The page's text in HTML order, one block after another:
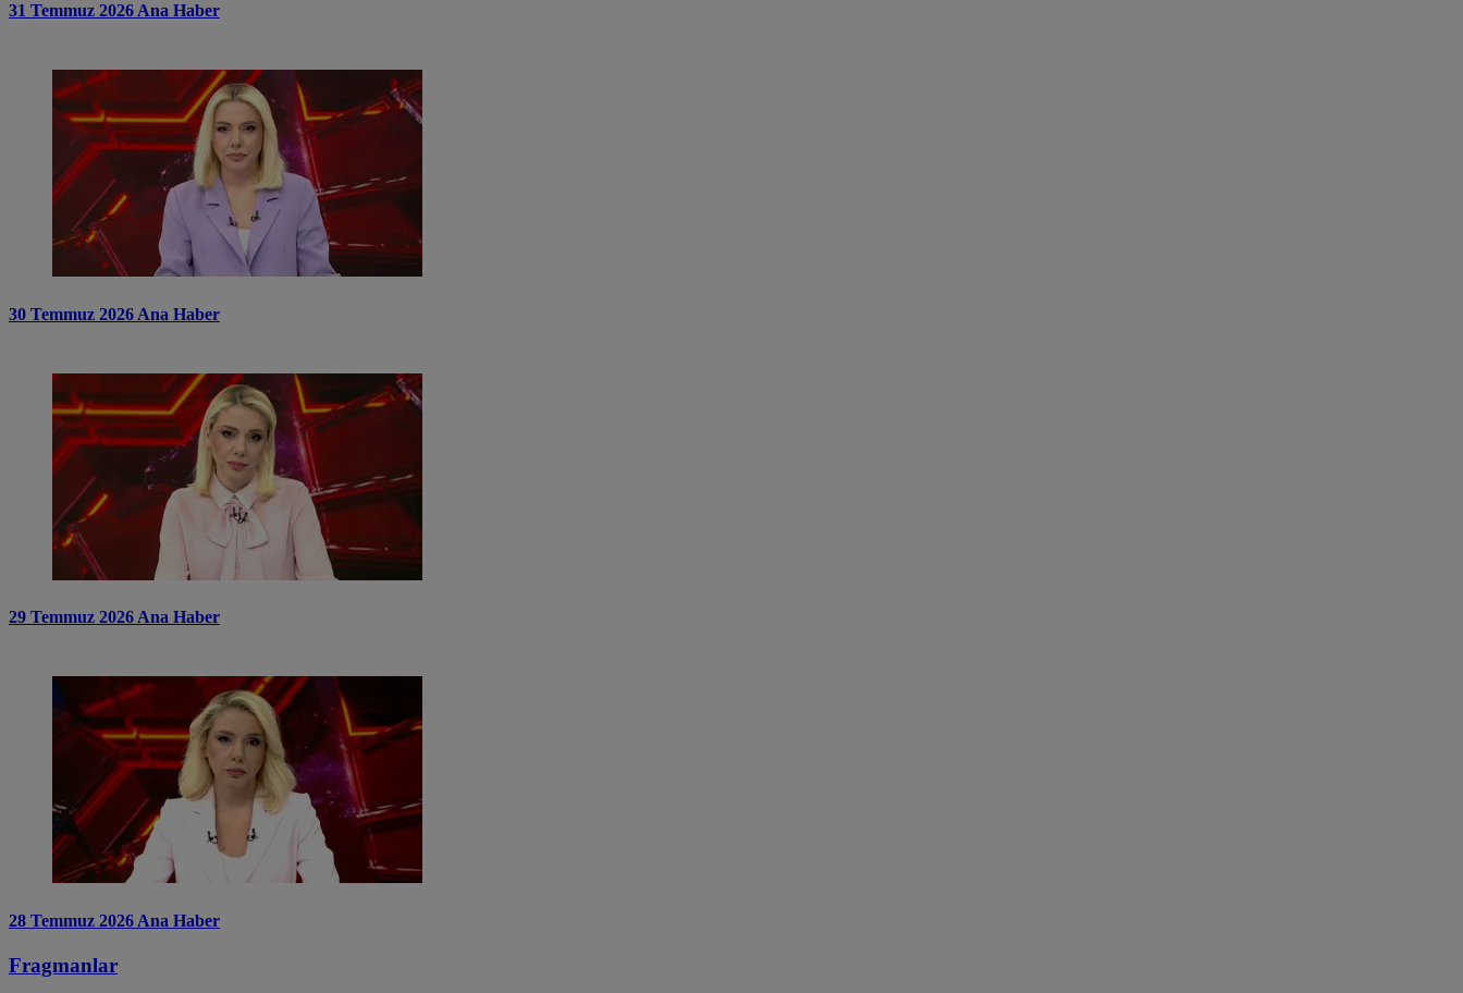
31 Temmuz 2026 Ana Haber
30 Temmuz 2026 Ana Haber
29 Temmuz 2026 Ana Haber
28 Temmuz 2026 Ana Haber
Fragmanlar